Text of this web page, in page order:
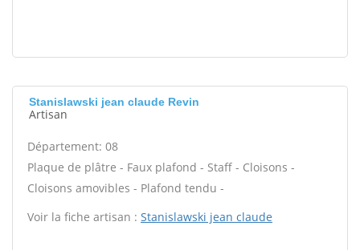
Stanislawski jean claude Revin
Artisan
Département: 08
Plaque de plâtre - Faux plafond - Staff - Cloisons -
Cloisons amovibles - Plafond tendu -
Voir la fiche artisan : Stanislawski jean claude